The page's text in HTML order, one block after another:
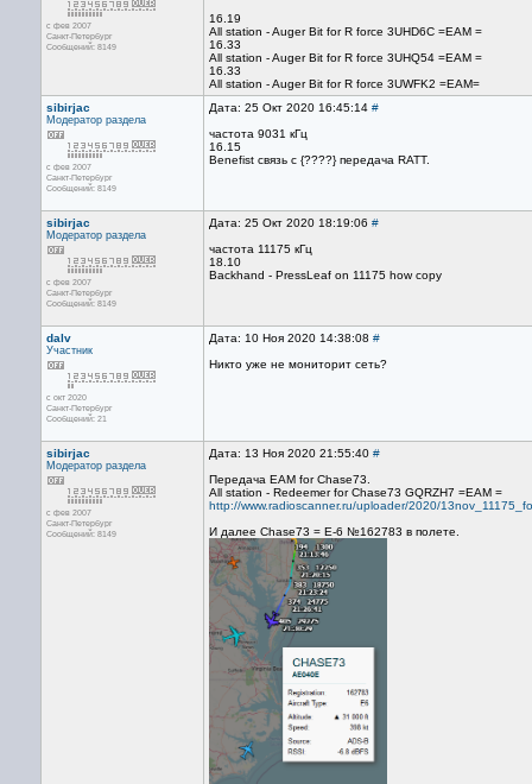
с фев 2007
Санкт-Петербург
Сообщений: 8149
16.19
All station - Auger Bit for R force 3UHD6C =EAM =
16.33
All station - Auger Bit for R force 3UHQ54 =EAM =
16.33
All station - Auger Bit for R force 3UWFK2 =EAM=
sibirjac
Модератор раздела
с фев 2007
Санкт-Петербург
Сообщений: 8149
Дата: 25 Окт 2020 16:45:14 #
частота 9031 кГц
16.15
Benefist связь с {????} передача RATT.
sibirjac
Модератор раздела
с фев 2007
Санкт-Петербург
Сообщений: 8149
Дата: 25 Окт 2020 18:19:06 #
частота 11175 кГц
18.10
Backhand - PressLeaf on 11175 how copy
dalv
Участник
с окт 2020
Санкт-Петербург
Сообщений: 21
Дата: 10 Ноя 2020 14:38:08 #
Никто уже не мониторит сеть?
sibirjac
Модератор раздела
с фев 2007
Санкт-Петербург
Сообщений: 8149
Дата: 13 Ноя 2020 21:55:40 #
Передача EAM for Chase73.
All station - Redeemer for Chase73 GQRZH7 =EAM =
http://www.radioscanner.ru/uploader/2020/
И далее Chase73 = E-6 №162783 в полете.